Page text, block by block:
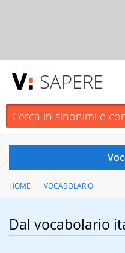
SAPERE
HOME VOCABOLARIO
Dal vocabolario